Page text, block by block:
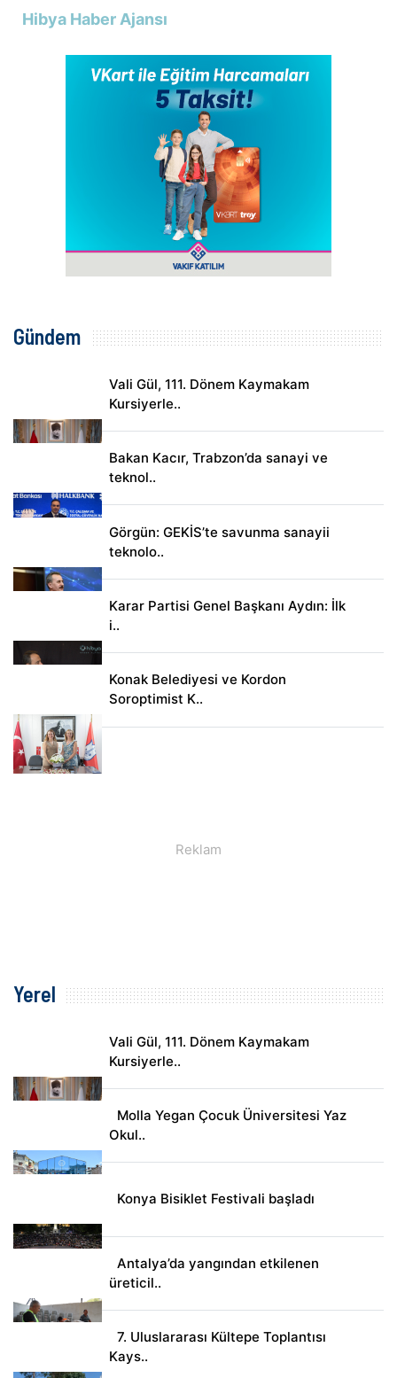
Hibya Haber Ajansı
Gündem
Vali Gül, 111. Dönem Kaymakam
Kursiyerle..
Bakan Kacır, Trabzon’da sanayi ve
teknol..
Görgün: GEKİS’te savunma sanayii
teknolo..
Karar Partisi Genel Başkanı Aydın: İlk
i..
Konak Belediyesi ve Kordon
Soroptimist K..
Yerel
Vali Gül, 111. Dönem Kaymakam
Kursiyerle..
Molla Yegan Çocuk Üniversitesi Yaz
Okul..
Konya Bisiklet Festivali başladı
Antalya’da yangından etkilenen
üreticil..
7. Uluslararası Kültepe Toplantısı
Kays..